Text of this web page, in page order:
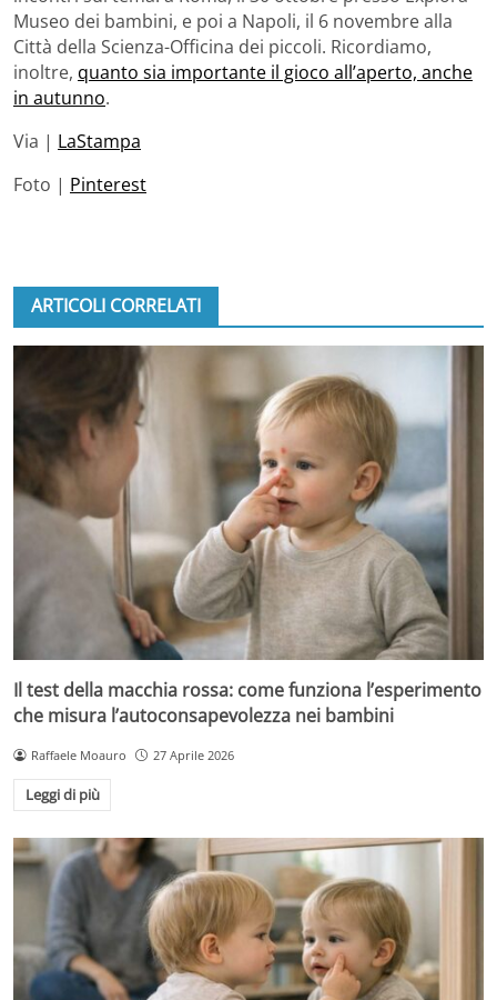
Museo dei bambini, e poi a Napoli, il 6 novembre alla
Città della Scienza-Officina dei piccoli. Ricordiamo,
inoltre, quanto sia importante il gioco all’aperto, anche
in autunno.
Via | LaStampa
Foto | Pinterest
ARTICOLI CORRELATI
Il test della macchia rossa: come funziona l’esperimento
che misura l’autoconsapevolezza nei bambini
Raffaele Moauro 27 Aprile 2026
Leggi di più